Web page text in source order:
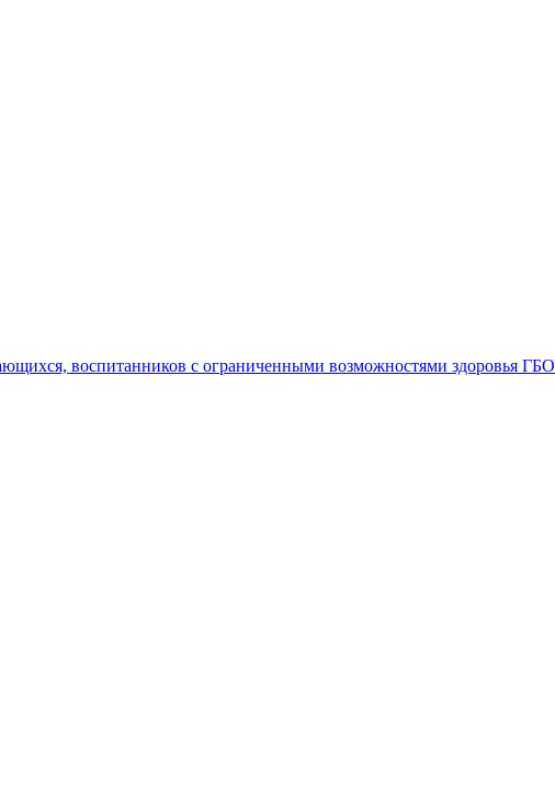
воспитанников с ограниченными возможностями здоровья